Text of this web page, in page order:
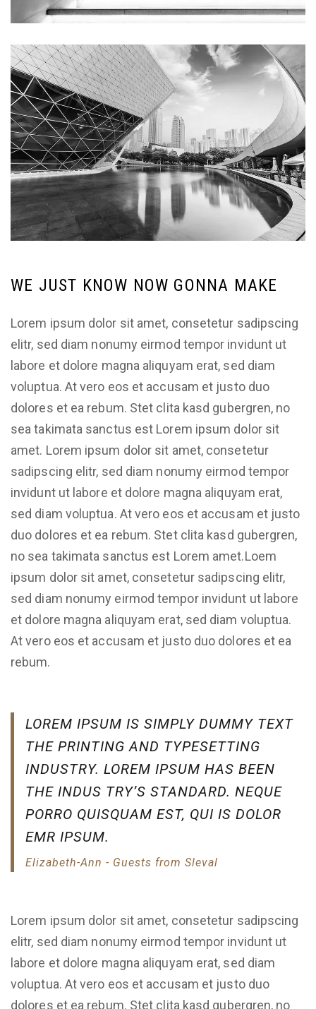
WE JUST KNOW NOW GONNA MAKE
Lorem ipsum dolor sit amet, consetetur sadipscing
elitr, sed diam nonumy eirmod tempor invidunt ut
labore et dolore magna aliquyam erat, sed diam
voluptua. At vero eos et accusam et justo duo
dolores et ea rebum. Stet clita kasd gubergren, no
sea takimata sanctus est Lorem ipsum dolor sit
amet. Lorem ipsum dolor sit amet, consetetur
sadipscing elitr, sed diam nonumy eirmod tempor
invidunt ut labore et dolore magna aliquyam erat,
sed diam voluptua. At vero eos et accusam et justo
duo dolores et ea rebum. Stet clita kasd gubergren,
no sea takimata sanctus est Lorem amet.Loem
ipsum dolor sit amet, consetetur sadipscing elitr,
sed diam nonumy eirmod tempor invidunt ut labore
et dolore magna aliquyam erat, sed diam voluptua.
At vero eos et accusam et justo duo dolores et ea
rebum.
LOREM IPSUM IS SIMPLY DUMMY TEXT
THE PRINTING AND TYPESETTING
INDUSTRY. LOREM IPSUM HAS BEEN
THE INDUS TRY’S STANDARD. NEQUE
PORRO QUISQUAM EST, QUI IS DOLOR
EMR IPSUM.
Elizabeth-Ann - Guests from Sleval
Lorem ipsum dolor sit amet, consetetur sadipscing
elitr, sed diam nonumy eirmod tempor invidunt ut
labore et dolore magna aliquyam erat, sed diam
voluptua. At vero eos et accusam et justo duo
dolores et ea rebum. Stet clita kasd gubergren, no